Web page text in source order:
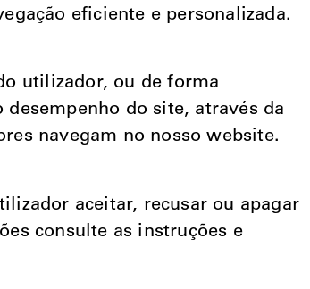
eficiente e personalizada.
utilizador, ou de forma
do site, através da
navegam no nosso website.
aceitar, recusar ou apagar
consulte as instruções e